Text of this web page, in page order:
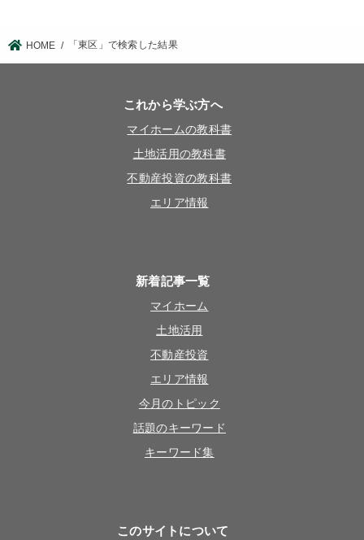
HOME 「東区」で検索した結果
これから学ぶ方へ
マイホームの教科書
土地活用の教科書
不動産投資の教科書
エリア情報
新着記事一覧
マイホーム
土地活用
不動産投資
エリア情報
今月のトピック
話題のキーワード
キーワード集
このサイトについて